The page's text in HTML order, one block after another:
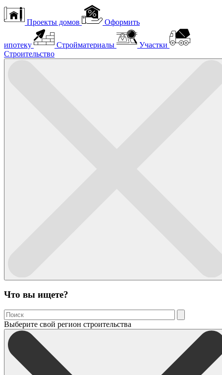
Проекты домов Оформить
ипотеку Стройматериалы
Участки
Строительство
Что вы ищете?
Выберите свой регион строительства